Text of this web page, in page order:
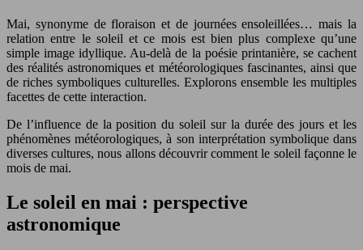
Mai, synonyme de floraison et de journées ensoleillées… mais la
relation entre le soleil et ce mois est bien plus complexe qu’une
simple image idyllique. Au-delà de la poésie printanière, se cachent
des réalités astronomiques et météorologiques fascinantes, ainsi que
de riches symboliques culturelles. Explorons ensemble les multiples
facettes de cette interaction.
De l’influence de la position du soleil sur la durée des jours et les
phénomènes météorologiques, à son interprétation symbolique dans
diverses cultures, nous allons découvrir comment le soleil façonne le
mois de mai.
Le soleil en mai : perspective
astronomique